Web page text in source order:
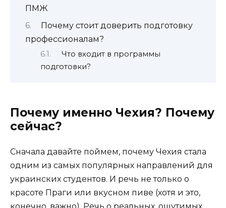
ПМЖ
Почему стоит доверить подготовку
профессионалам?
Что входит в программы
подготовки?
Почему именно Чехия? Почему
сейчас?
Сначала давайте поймем, почему Чехия стала
одним из самых популярных направлений для
украинских студентов. И речь не только о
красоте Праги или вкусном пиве (хотя и это,